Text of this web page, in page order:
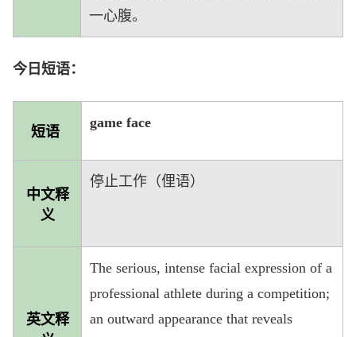
一心腹。
今日短语：
短语
game face
中文释
义
停止工作（俚语）
英文释
The serious, intense facial expression of a
professional athlete during a competition;
an outward appearance that reveals